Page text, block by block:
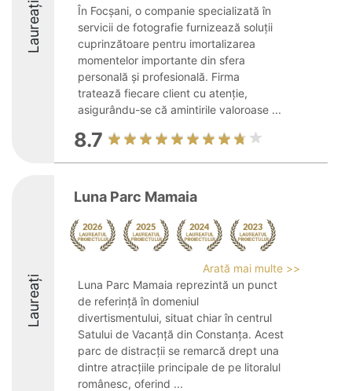
Laureați
În Focșani, o companie specializată în
servicii de fotografie furnizează soluții
cuprinzătoare pentru imortalizarea
momentelor importante din sfera
personală și profesională. Firma
tratează fiecare client cu atenție,
asigurându-se că amintirile valoroase ...
8.7
Laureați
Luna Parc Mamaia
Arată mai multe >>
Luna Parc Mamaia reprezintă un punct
de referință în domeniul
divertismentului, situat chiar în centrul
Satului de Vacanță din Constanța. Acest
parc de distracții se remarcă drept una
dintre atracțiile principale de pe litoralul
românesc, oferind ...